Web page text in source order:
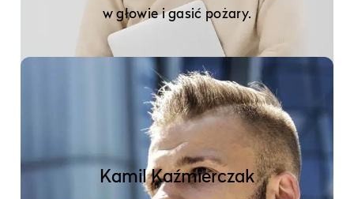
w głowie i gasić pożary.
Kamil Kaźmierczak